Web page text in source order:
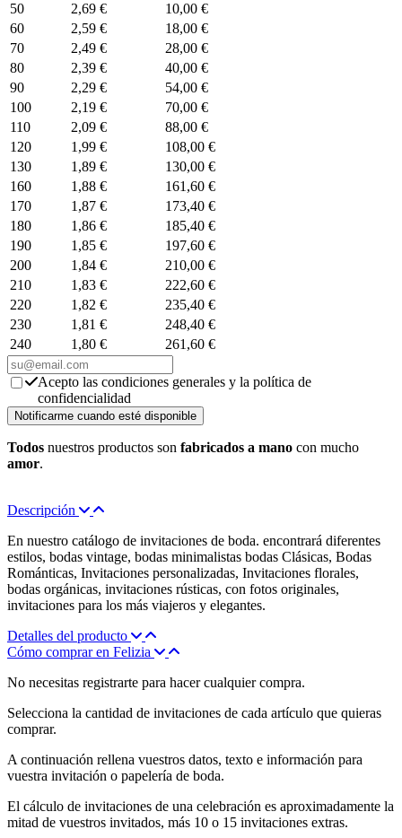
50
2,69 €
10,00 €
60
2,59 €
18,00 €
70
2,49 €
28,00 €
80
2,39 €
40,00 €
90
2,29 €
54,00 €
100
2,19 €
70,00 €
110
2,09 €
88,00 €
120
1,99 €
108,00 €
130
1,89 €
130,00 €
160
1,88 €
161,60 €
170
1,87 €
173,40 €
180
1,86 €
185,40 €
190
1,85 €
197,60 €
200
1,84 €
210,00 €
210
1,83 €
222,60 €
220
1,82 €
235,40 €
230
1,81 €
248,40 €
240
1,80 € 261,60 €
Acepto las condiciones generales y la política de
confidencialidad
Todos nuestros productos son fabricados a mano con mucho
amor.
Descripción
En nuestro catálogo de invitaciones de boda. encontrará diferentes
estilos, bodas vintage, bodas minimalistas bodas Clásicas, Bodas
Románticas, Invitaciones personalizadas, Invitaciones florales,
bodas orgánicas, invitaciones rústicas, con fotos originales,
invitaciones para los más viajeros y elegantes.
Detalles del producto
Cómo comprar en Felizia
No necesitas registrarte para hacer cualquier compra.
Selecciona la cantidad de invitaciones de cada artículo que quieras
comprar.
A continuación rellena vuestros datos, texto e información para
vuestra invitación o papelería de boda.
El cálculo de invitaciones de una celebración es aproximadamente la
mitad de vuestros invitados, más 10 o 15 invitaciones extras.